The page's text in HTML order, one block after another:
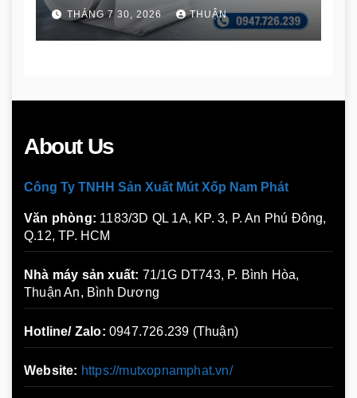
THÁNG 7 30, 2026 THUẬN
About Us
Công Ty TNHH Sản Xuất Mút Xốp Nam Phát
Văn phòng: 1183/3D QL 1A, KP. 3, P. An Phú Đông,
Q.12, TP. HCM
Nhà máy sản xuất: 71/1G DT743, P. Bình Hòa,
Thuận An, Bình Dương
Hotline/ Zalo: 0947.726.239 (Thuận)
Website: https://mutxopnamphat.vn/